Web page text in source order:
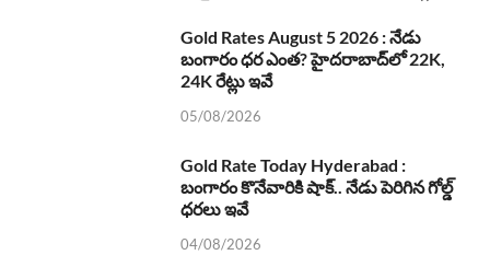
Gold Rates August 5 2026 : నేడు
బంగారం ధర ఎంత? హైదరాబాద్‌లో 22K,
24K రేట్లు ఇవే
05/08/2026
Gold Rate Today Hyderabad :
బంగారం కొనేవారికి షాక్.. నేడు పెరిగిన గోల్డ్
ధరలు ఇవే
04/08/2026